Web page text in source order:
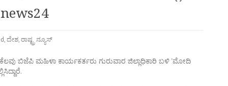
,ದೇಶ,ರಾಷ್ಟ್ರ ನ್ಯೂಸ್
ಬಿಜೆಪಿ ಮಹಿಳಾ ಕಾರ್ಯಕರ್ತರು ಗುರುವಾರ ಜಿಲ್ಲಾಧಿಕಾರಿ ಬಳಿ ‘ಮೋದಿ